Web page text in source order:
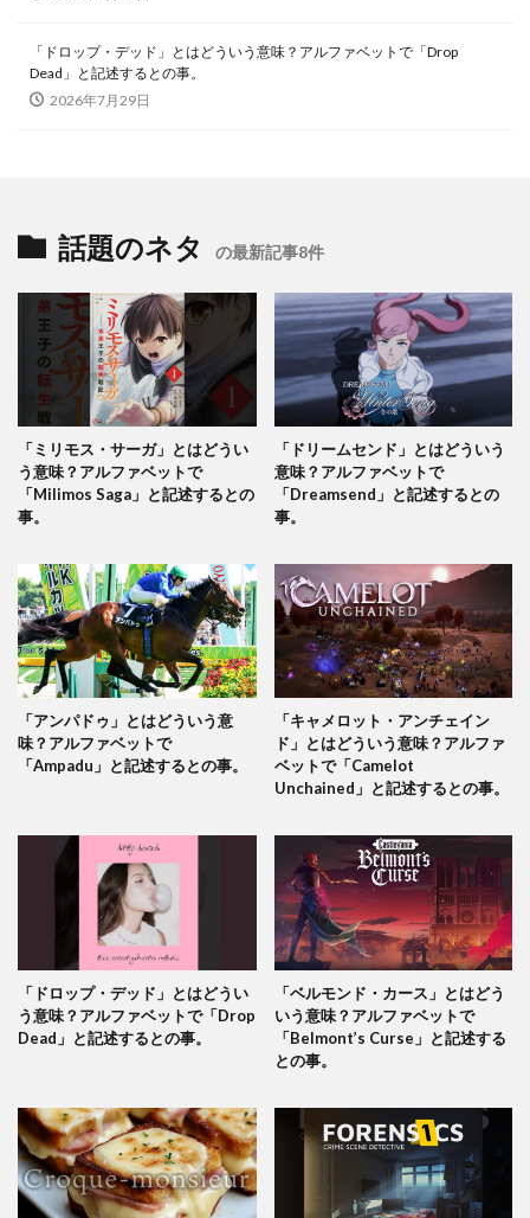
「ドロップ・デッド」とはどういう意味？アルファベットで「Drop
Dead」と記述するとの事。
2026年7月29日
話題のネタ の最新記事8件
「ミリモス・サーガ」とはどうい
う意味？アルファベットで
「Milimos Saga」と記述するとの
事。
「ドリームセンド」とはどういう
意味？アルファベットで
「Dreamsend」と記述するとの
事。
「アンパドゥ」とはどういう意
味？アルファベットで
「Ampadu」と記述するとの事。
「キャメロット・アンチェイン
ド」とはどういう意味？アルファ
ベットで「Camelot
Unchained」と記述するとの事。
「ドロップ・デッド」とはどうい
う意味？アルファベットで「Drop
Dead」と記述するとの事。
「ベルモンド・カース」とはどう
いう意味？アルファベットで
「Belmont’s Curse」と記述する
との事。